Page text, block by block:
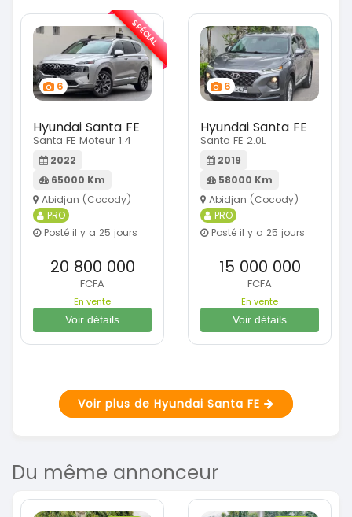
6
Hyundai Santa FE
Santa FE Moteur 1.4
2022
65000 Km
Abidjan (Cocody)
PRO
Posté il y a 25 jours
20 800 000
FCFA
En vente
Voir détails
SPÉCIAL
6
Hyundai Santa FE
Santa FE 2.0L
2019
58000 Km
Abidjan (Cocody)
PRO
Posté il y a 25 jours
15 000 000
FCFA
En vente
Voir détails
Voir plus de Hyundai Santa FE
Du même annonceur